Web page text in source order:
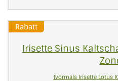
Rabatt
Irisette Sinus
(vormals Irisette Lotus